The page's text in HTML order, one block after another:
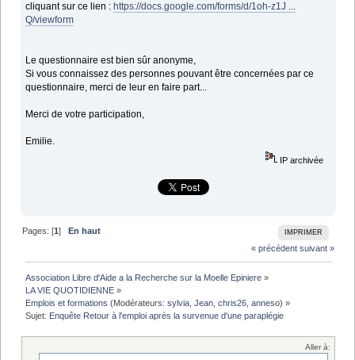
cliquant sur ce lien : https://docs.google.com/forms/d/1oh-z1J ...
Q/viewform
Le questionnaire est bien sûr anonyme,
Si vous connaissez des personnes pouvant être concernées par ce
questionnaire, merci de leur en faire part...
Merci de votre participation,
Emilie.
IP archivée
IMPRIMER
Pages: [1]
En haut
« précédent suivant »
Association Libre d'Aide a la Recherche sur la Moelle Epiniere »
LA VIE QUOTIDIENNE »
Emplois et formations (Modérateurs:sylvia,Jean,chris26,anneso) »
Sujet: Enquête Retour à l'emploi après la survenue d'une paraplégie
Aller à: